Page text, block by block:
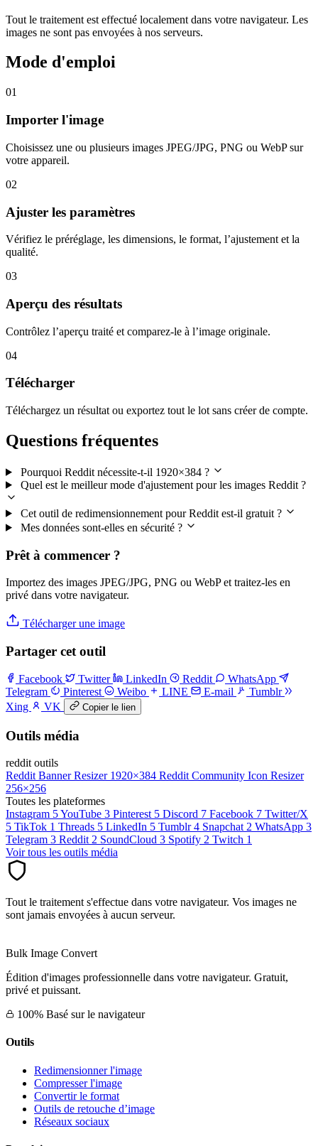
Tout le traitement est effectué localement dans votre navigateur. Les
images ne sont pas envoyées à nos serveurs.
Mode d'emploi
01
Importer l'image
Choisissez une ou plusieurs images JPEG/JPG, PNG ou WebP sur
votre appareil.
02
Ajuster les paramètres
Vérifiez le préréglage, les dimensions, le format, l’ajustement et la
qualité.
03
Aperçu des résultats
Contrôlez l’aperçu traité et comparez-le à l’image originale.
04
Télécharger
Téléchargez un résultat ou exportez tout le lot sans créer de compte.
Questions fréquentes
Pourquoi Reddit nécessite-t-il 1920×384 ?
Quel est le meilleur mode d'ajustement pour les images Reddit ?
Cet outil de redimensionnement pour Reddit est-il gratuit ?
Mes données sont-elles en sécurité ?
Prêt à commencer ?
Importez des images JPEG/JPG, PNG ou WebP et traitez-les en
privé dans votre navigateur.
Télécharger une image
Partager cet outil
Facebook Twitter LinkedIn Reddit
WhatsApp
Telegram
Pinterest Weibo LINE E-mail
Tumblr
Xing
VK Copier le lien
Outils média
reddit outils
Reddit Banner Resizer 1920×384 Reddit Community Icon Resizer
256×256
Toutes les plateformes
Instagram 5YouTube 3 Pinterest 5 Discord 7 Facebook 7 Twitter/X
5 TikTok 1 Threads 5 LinkedIn 5 Tumblr 4 Snapchat 2 WhatsApp 3
Telegram 3 Reddit 2 SoundCloud 3 Spotify 2 Twitch 1
Voir tous les outils média
Tout le traitement s'effectue dans votre navigateur. Vos images ne
sont jamais envoyées à aucun serveur.
Bulk Image Convert
Édition d'images professionnelle dans votre navigateur. Gratuit,
privé et puissant.
100% Basé sur le navigateur
Outils
Redimensionner l'image
Compresser l'image
Convertir le format
Outils de retouche d’image
Réseaux sociaux